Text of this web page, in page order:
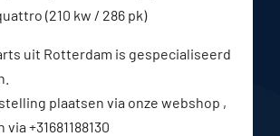
(210 kw / 286 pk)
uit Rotterdam is gespecialiseerd
plaatsen via onze webshop ,
+31681188130